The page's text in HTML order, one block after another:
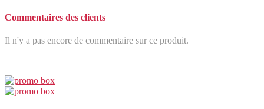
Commentaires des clients
Il n'y a pas encore de commentaire sur ce produit.